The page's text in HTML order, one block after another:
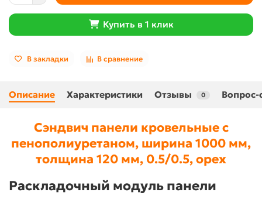
Купить в 1 клик
В закладки В сравнение
Описание Характеристики Отзывы 0 Вопрос-
Сэндвич панели кровельные с
пенополиуретаном, ширина 1000 мм,
толщина 120 мм, 0.5/0.5, орех
Раскладочный модуль панели